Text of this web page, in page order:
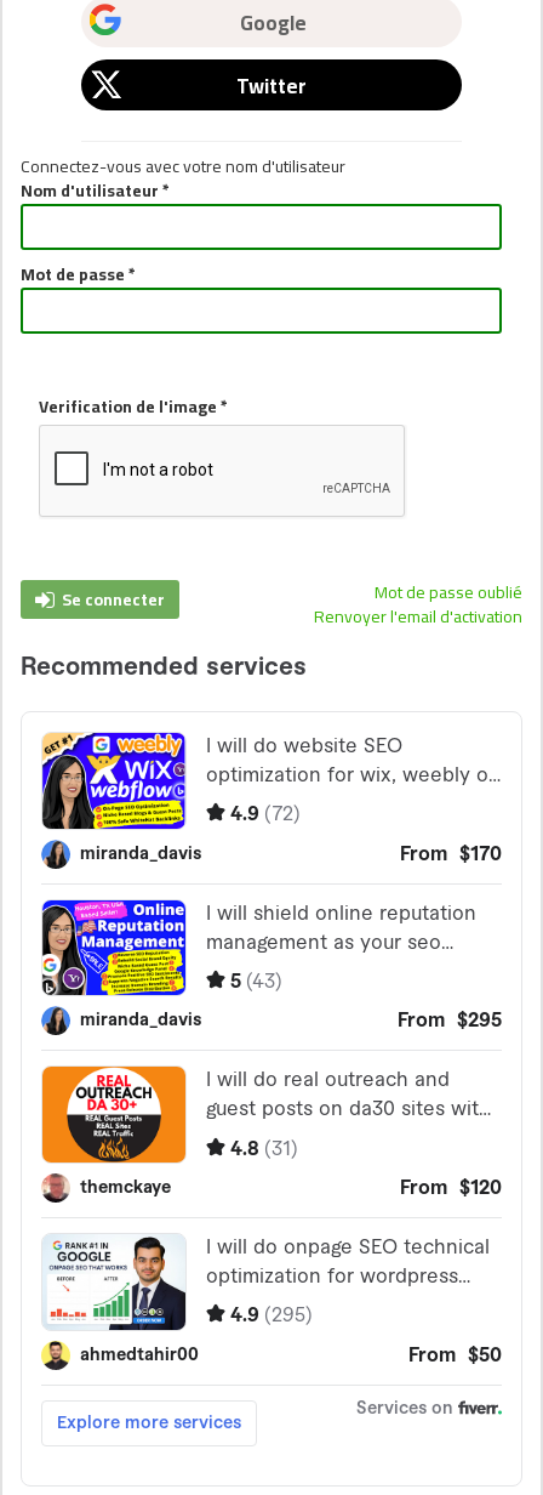
Google
Twitter
Connectez-vous avec votre nom d'utilisateur
Nom d'utilisateur *
Mot de passe *
Verification de l'image *
Se connecter Mot de passe oublié
Renvoyer l'email d'activation